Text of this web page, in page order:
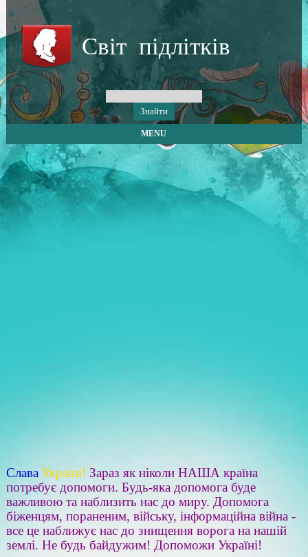
Світ підлітків
MENU
Слава Україні! Зараз як ніколи НАША країна
потребує допомоги. Будь-яка допомога буде
важливою та наблизить нас до миру. Допомога
біженцям, пораненим, війську, інформаційна війна -
все це наближує нас до знищення ворога на нашій
землі. Не будь байдужим! Допоможи Україні!